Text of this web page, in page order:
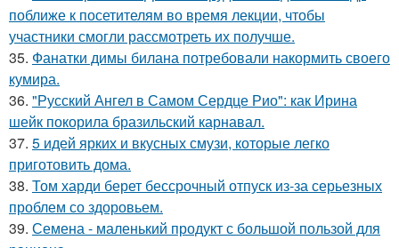
поближе к посетителям во время лекции, чтобы
участники смогли рассмотреть их получше.
35. Фанатки димы билана потребовали накормить своего
кумира.
36. "Русский Ангел в Самом Сердце Рио": как Ирина
шейк покорила бразильский карнавал.
37. 5 идей ярких и вкусных смузи, которые легко
приготовить дома.
38. Том харди берет бессрочный отпуск из-за серьезных
проблем со здоровьем.
39. Семена - маленький продукт с большой пользой для